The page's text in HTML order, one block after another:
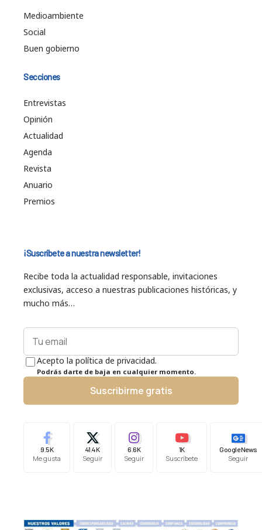
Medioambiente
Social
Buen gobierno
Secciones
Entrevistas
Opinión
Actualidad
Agenda
Revista
Anuario
Premios
¡Suscríbete a nuestra newsletter!
Recibe toda la actualidad responsable, invitaciones
exclusivas, acceso a nuestras publicaciones históricas, y
mucho más…
Acepto la política de privacidad.
Podrás darte de baja en cualquier momento.
Suscribirme gratis
9.5K
Me gusta
41.4K
Seguir
6.6K
Seguir
1K
Suscríbete
Google News
Seguir